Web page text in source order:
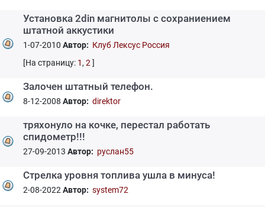
Установка 2din магнитолы с сохраниением
штатной аккустики
1-07-2010 Автор: Клуб Лексус Россия
[На страницу: 1 , 2 ]
Залочен штатный телефон.
8-12-2008 Автор: direktor
тряхонуло на кочке, перестал работать
спидометр!!!
27-09-2013 Автор: руслан55
Стрелка уровня топлива ушла в минуса!
2-08-2022 Автор: system72